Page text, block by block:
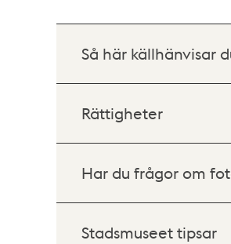
Så här källhänvisar
Rättigheter
Har du frågor om
Stadsmuseet tipsar